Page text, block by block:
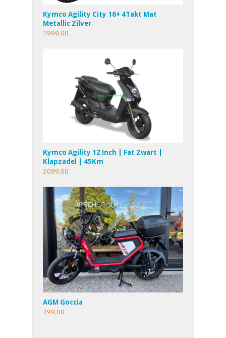
Kymco Agility City 16+ 4Takt Mat
Metallic Zilver
1999,00
Kymco Agility 12 Inch | Fat Zwart |
Klapzadel | 45Km
2099,00
AGM Goccia
799,00